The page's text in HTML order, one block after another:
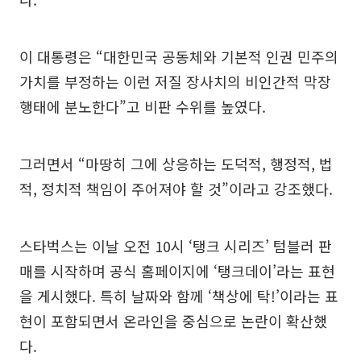
이 대통령은 “대한민국 공동체와 기본적 인권 민주의
가치를 부정하는 이런 저질 장사치의 비인간적 막장
행태에 분노한다”고 비판 수위를 높였다.
그러면서 “마땅히 그에 상응하는 도덕적, 행정적, 법
적, 정치적 책임이 주어져야 할 것”이라고 강조했다.
스타벅스는 이날 오전 10시 ‘탱크 시리즈’ 텀블러 판
매를 시작하며 공식 홈페이지에 ‘탱크데이’라는 표현
을 게시했다. 특히 날짜와 함께 ‘책상에 탁!’이라는 표
현이 포함되면서 온라인을 중심으로 논란이 확산했
다.